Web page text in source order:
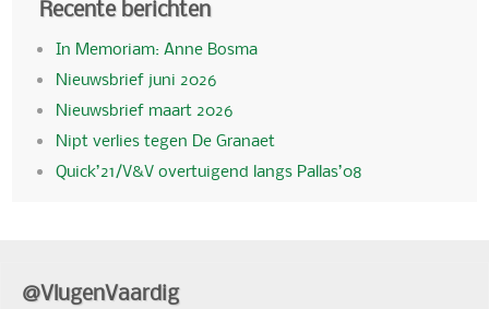
Recente berichten
In Memoriam: Anne Bosma
Nieuwsbrief juni 2026
Nieuwsbrief maart 2026
Nipt verlies tegen De Granaet
Quick’21/V&V overtuigend langs Pallas’08
@VlugenVaardig